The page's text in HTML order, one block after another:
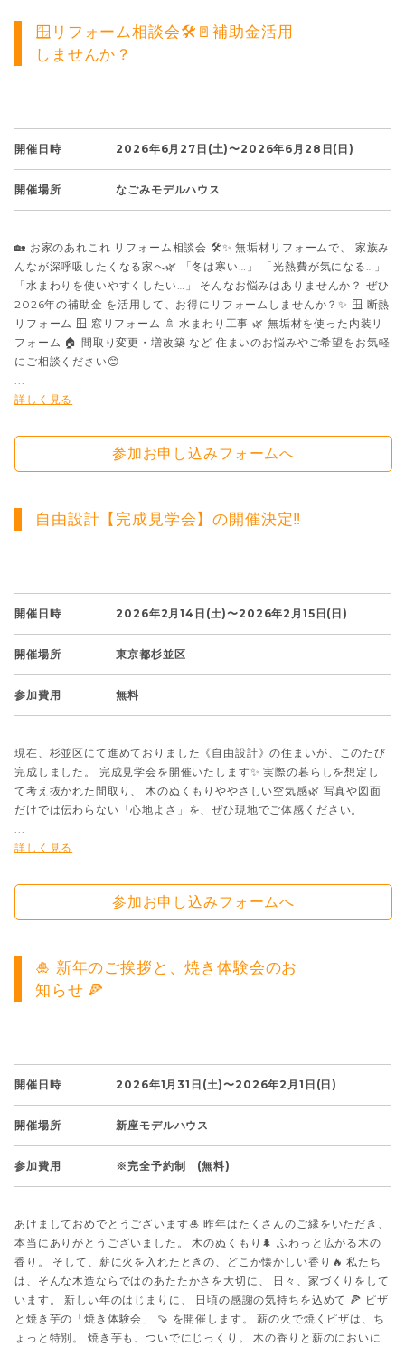
🪟リフォーム相談会🛠️🚪補助金活用
しませんか？
開催日時 2026年6月27日(土)〜2026年6月28日(日)
開催場所 なごみモデルハウス
🏡 お家のあれこれ リフォーム相談会 🛠️✨ 無垢材リフォームで、 家族み
んなが深呼吸したくなる家へ🌿 「冬は寒い…」 「光熱費が気になる…」
「水まわりを使いやすくしたい…」 そんなお悩みはありませんか？ ぜひ
2026年の補助金 を活用して、お得にリフォームしませんか？✨ 🪟 断熱
リフォーム 🪟 窓リフォーム 🚿 水まわり工事 🌿 無垢材を使った内装リ
フォーム 🏠 間取り変更・増改築 など 住まいのお悩みやご希望をお気軽
にご相談ください😊
...
詳しく見る
参加お申し込みフォームへ
自由設計【完成見学会】の開催決定‼️
開催日時 2026年2月14日(土)〜2026年2月15日(日)
開催場所 東京都杉並区
参加費用 無料
現在、杉並区にて進めておりました《自由設計》の住まいが、このたび
完成しました。 完成見学会を開催いたします✨ 実際の暮らしを想定し
て考え抜かれた間取り、 木のぬくもりややさしい空気感🌿 写真や図面
だけでは伝わらない「心地よさ」を、ぜひ現地でご体感ください。
...
詳しく見る
参加お申し込みフォームへ
🎍 新年のご挨拶と、焼き体験会のお
知らせ 🍕
開催日時 2026年1月31日(土)〜2026年2月1日(日)
開催場所 新座モデルハウス
参加費用 ※完全予約制 (無料)
あけましておめでとうございます🎍 昨年はたくさんのご縁をいただき、
本当にありがとうございました。 木のぬくもり🌲 ふわっと広がる木の
香り。 そして、薪に火を入れたときの、どこか懐かしい香り🔥 私たち
は、そんな木造ならではのあたたかさを大切に、 日々、家づくりをして
います。 新しい年のはじまりに、 日頃の感謝の気持ちを込めて 🍕 ピザ
と焼き芋の「焼き体験会」 🍠 を開催します。 薪の火で焼くピザは、ち
ょっと特別。 焼き芋も、ついでにじっくり。 木の香りと薪のにおいに